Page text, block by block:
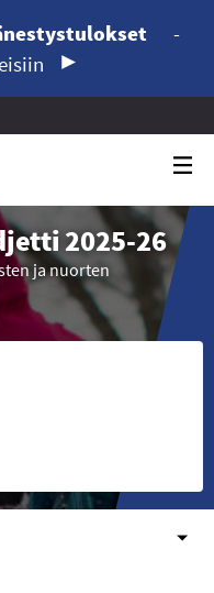
-
2025-26
ja nuorten